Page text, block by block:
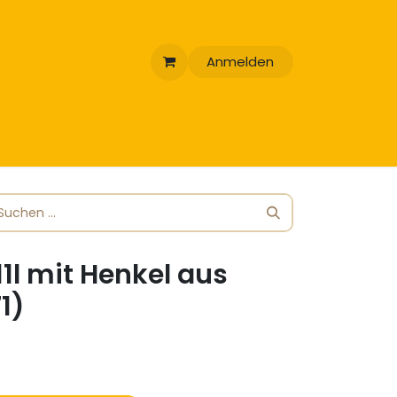
Anmelden
mit Henkel aus